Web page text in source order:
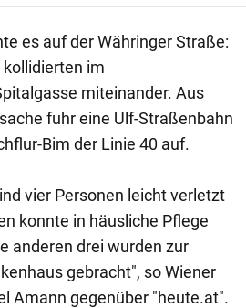
es auf der Währinger Straße:
im
miteinander. Aus
fuhr eine Ulf-Straßenbahn
Bim der Linie 40 auf.
vier Personen leicht verletzt
konnte in häusliche Pflege
anderen drei wurden zur
gebracht", so Wiener
Amann gegenüber "heute.at".